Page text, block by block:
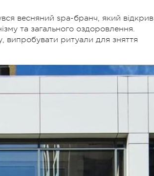
весняний spa-бранч, який відкрив
та загального оздоровлення.
випробувати ритуали для зняття